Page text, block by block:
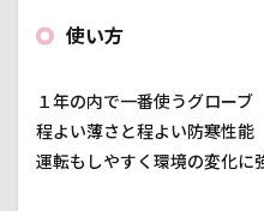
使い方
１年の内で一番使うグローブ
程よい薄さと程よい防寒性能
運転もしやすく環境の変化に